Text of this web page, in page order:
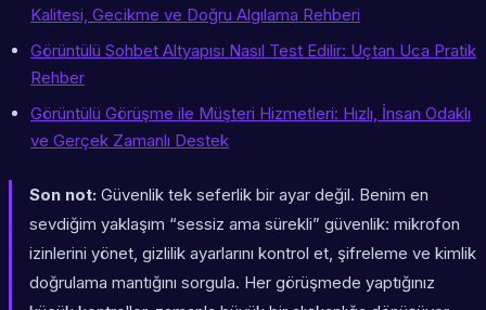
Kalitesi, Gecikme ve Doğru Algılama Rehberi
Görüntülü Sohbet Altyapısı Nasıl Test Edilir: Uçtan Uca Pratik
Rehber
Görüntülü Görüşme ile Müşteri Hizmetleri: Hızlı, İnsan Odaklı
ve Gerçek Zamanlı Destek
Son not: Güvenlik tek seferlik bir ayar değil. Benim en
sevdiğim yaklaşım “sessiz ama sürekli” güvenlik: mikrofon
izinlerini yönet, gizlilik ayarlarını kontrol et, şifreleme ve kimlik
doğrulama mantığını sorgula. Her görüşmede yaptığınız